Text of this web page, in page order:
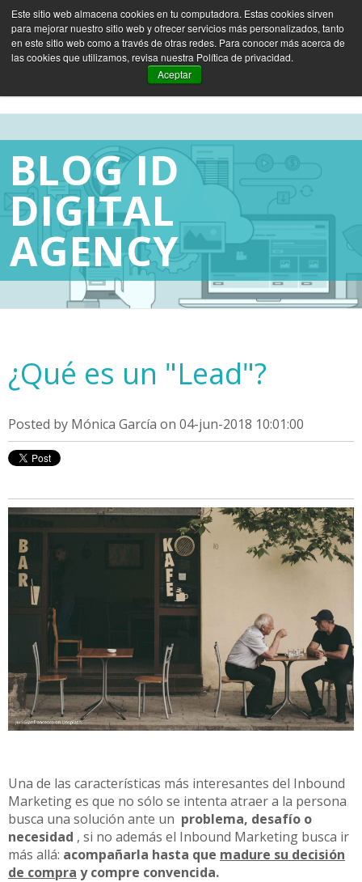
Este sitio web almacena cookies en tu computadora. Estas cookies sirven
para mejorar nuestro sitio web y ofrecer servicios más personalizados, tanto
en este sitio web como a través de otras redes. Para conocer más acerca de
las cookies que utilizamos, revisa nuestra Política de privacidad.
Aceptar
ES EN FR
BLOG ID
DIGITAL
AGENCY
¿Qué es un "Lead"?
Posted by Mónica García on 04-jun-2018 10:01:00
Una de las características más interesantes del Inbound
Marketing es que no sólo se intenta atraer a la persona
busca una solución ante un problema, desafío o
necesidad , si no además el Inbound Marketing busca ir
más allá: acompañarla hasta que madure su decisión
de compra y compre convencida.